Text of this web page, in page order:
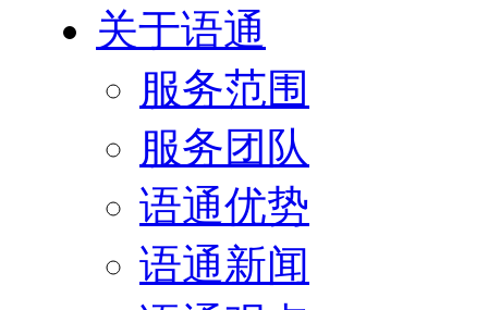
关于语通
服务范围
服务团队
语通优势
语通新闻